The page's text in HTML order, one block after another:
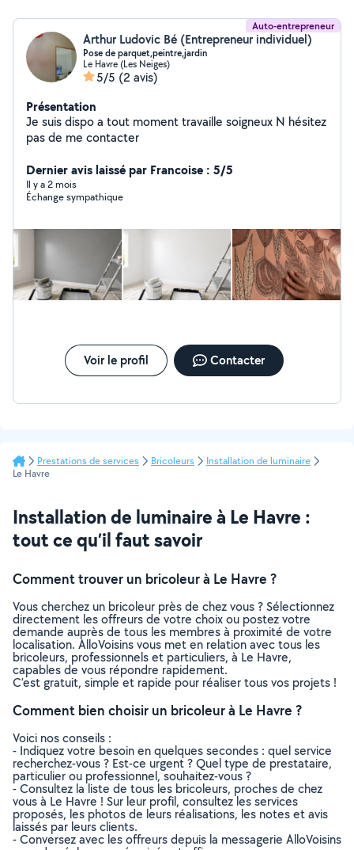
Auto-entrepreneur
Arthur Ludovic Bé (Entrepreneur individuel)
Pose de parquet,peintre,jardin
Le Havre (Les Neiges)
5/5 (2 avis)
Présentation
Je suis dispo a tout moment travaille soigneux N hésitez
pas de me contacter
Dernier avis laissé par Francoise : 5/5
Il y a 2 mois
Échange sympathique
Voir le profil Contacter
Prestations de services Bricoleurs
Installation de luminaire
Le Havre
Installation de luminaire à Le Havre :
tout ce qu’il faut savoir
Comment trouver un bricoleur à Le Havre ?
Vous cherchez un bricoleur près de chez vous ? Sélectionnez
directement les offreurs de votre choix ou postez votre
demande auprès de tous les membres à proximité de votre
localisation. AlloVoisins vous met en relation avec tous les
bricoleurs, professionnels et particuliers, à Le Havre,
capables de vous répondre rapidement.
C’est gratuit, simple et rapide pour réaliser tous vos projets !
Comment bien choisir un bricoleur à Le Havre ?
Voici nos conseils :
- Indiquez votre besoin en quelques secondes : quel service
recherchez-vous ? Est-ce urgent ? Quel type de prestataire,
particulier ou professionnel, souhaitez-vous ?
- Consultez la liste de tous les bricoleurs, proches de chez
vous à Le Havre ! Sur leur profil, consultez les services
proposés, les photos de leurs réalisations, les notes et avis
laissés par leurs clients.
- Conversez avec les offreurs depuis la messagerie AlloVoisins